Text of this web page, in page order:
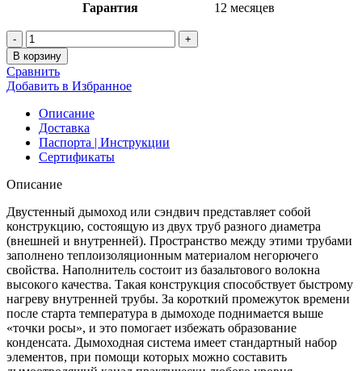
Гарантия 12 месяцев
Количество
товара
Сэндвич-
тройник
135°
(430/0,8мм)
D115х200
Ferrum
В корзину
Сравнить
Добавить в Избранное
Описание
Доставка
Паспорта | Инструкции
Сертификаты
Описание
Двустенный дымоход или сэндвич представляет собой
конструкцию, состоящую из двух труб разного диаметра
(внешней и внутренней). Пространство между этими трубами
заполнено теплоизоляционным материалом негорючего
свойства. Наполнитель состоит из базальтового волокна
высокого качества. Такая конструкция способствует быстрому
нагреву внутренней трубы. За короткий промежуток времени
после старта температура в дымоходе поднимается выше
«точки росы», и это помогает избежать образование
конденсата. Дымоходная система имеет стандартный набор
элементов, при помощи которых можно составить